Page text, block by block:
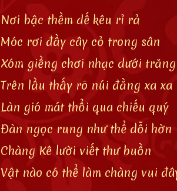
Nơi bậc thềm dế kêu rỉ rả
Móc rơi đầy cây cỏ trong sân
Xóm giềng chơi nhạc dưới trăng
Trên lầu thấy rõ núi đằng xa xa
Làn gió mát thổi qua chiếu quý
Đàn ngọc rung như thể dỗi hờn
Chàng Kê lười viết thư buồn
Vật nào có thể làm chàng vui